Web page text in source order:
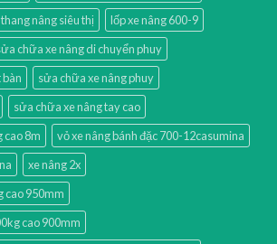
nâng siêu thị
lốp xe nâng 600-9
chữa xe nâng di chuyển phuy
bàn
sửa chữa xe nâng phuy
sửa chữa xe nâng tay cao
cao 8m
vỏ xe nâng bánh đặc 700-12casumina
xe nâng 2x
cao 950mm
cao 900mm